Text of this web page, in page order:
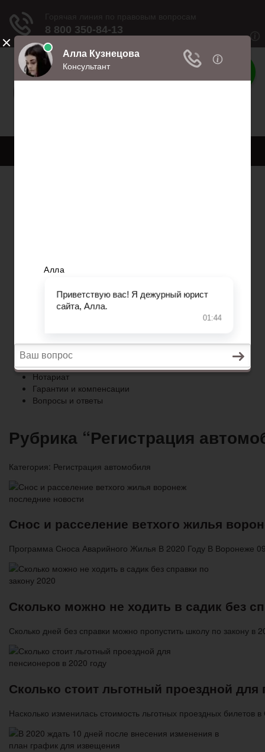
Права
Вопросы и ответы
Главная
Право собственности
Регистрация автомобиля
Нотариат
Гарантии и компенсации
Вопросы и ответы
Рубрика “Регистрация
Категория: Регистрация автомобиля
Снос и расселение ветхого жилья
Программа Сноса Аварийного Жилья В 2020 Году В Воронеже
Сколько можно не ходить в садик без
Сколько дней без справки можно пропустить школу по закону
Сколько стоит льготный проездной
Насколько изменилась стоимость льготных проездных